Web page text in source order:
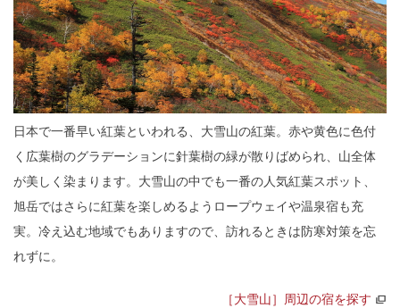
日本で一番早い紅葉といわれる、大雪山の紅葉。赤や黄色に色付
く広葉樹のグラデーションに針葉樹の緑が散りばめられ、山全体
が美しく染まります。大雪山の中でも一番の人気紅葉スポット、
旭岳ではさらに紅葉を楽しめるようロープウェイや温泉宿も充
実。冷え込む地域でもありますので、訪れるときは防寒対策を忘
れずに。
［大雪山］周辺の宿を探す